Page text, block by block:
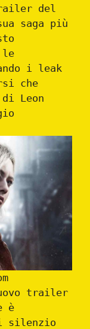
del
saga più
le
i leak
che
Leon
trailer
è
silenzio